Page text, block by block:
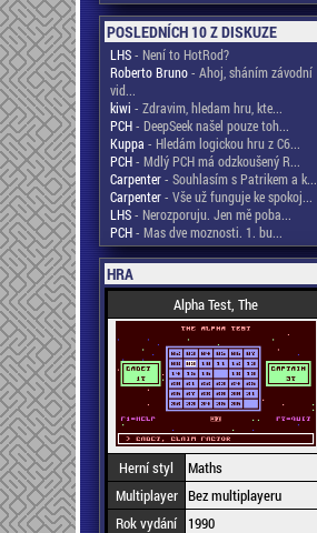
POSLEDNÍCH 10 Z DISKUZE
LHS- Není to HotRod?
Roberto Bruno- Ahoj, sháním závodní
vid...
kiwi - Zdravim, hledam hru, kte...
PCH- DeepSeek našel pouze toh...
Kuppa - Hledám logickou hru z C6...
PCH- Mdlý PCH má odzkoušený R...
Carpenter- Souhlasím s Patrikem a k...
Carpenter- Vše už funguje ke spokoj...
LHS- Nerozporuju. Jen mě poba...
PCH- Mas dve moznosti. 1. bu...
HRA
Alpha Test, The
Herní styl
Maths
Multiplayer Bez multiplayeru
Rok vydání
1990